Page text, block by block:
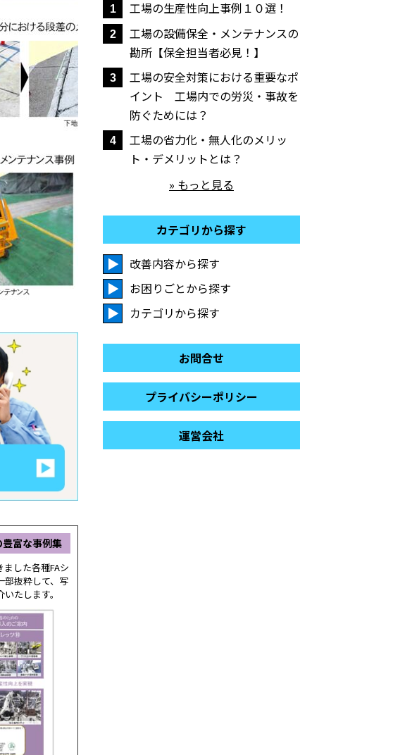
富な事例集
ました各種FAシ
部抜粋して、写
たします。
1 工場の生産性向上事例１０選！
2
工場の設備保全・メンテナンスの
勘所【保全担当者必見！】
3
工場の安全対策における重要なポ
イント 工場内での労災・事故を
防ぐためには？
4
工場の省力化・無人化のメリッ
ト・デメリットとは？
» もっと見る
カテゴリから探す
改善内容から探す
お困りごとから探す
カテゴリから探す
お問合せ
プライバシーポリシー
運営会社